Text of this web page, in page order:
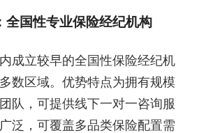
全国性专业保险经纪机构
成立较早的全国性保险经纪机
数区域。优势特点为拥有规模
队，可提供线下一对一咨询服
泛，可覆盖多品类保险配置需